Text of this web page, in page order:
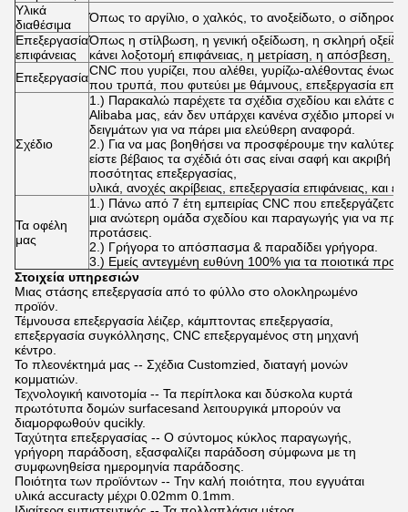
Υλικά
διαθέσιμα
Όπως το αργίλιο, ο χαλκός, το ανοξείδωτο, ο
Επεξεργασία
επιφάνειας
Όπως η στίλβωση, η γενική οξείδωση, η σκληρή
κάνει λοξοτομή επιφάνειας, η μετρίαση, η απόσβεση,
ΕπεξεργασίαCNC που γυρίζει, που αλέθει, γυρίζω-αλέθοντας
που τρυπά, που φυτεύει με θάμνους, επεξεργασία
Σχέδιο
1.) Παρακαλώ παρέχετε τα σχέδια σχεδίου και ελάτε
Alibaba μας, εάν δεν υπάρχει κανένα σχέδιο μπορεί να
δειγμάτων για να πάρει μια ελεύθερη αναφορά.
2.) Για να μας βοηθήσει να προσφέρουμε την
είστε βέβαιος τα σχέδιά ότι σας είναι σαφή και ακριβή
ποσότητας επεξεργασίας,
υλικά, ανοχές ακρίβειας, επεξεργασία επιφάνειας, και
Τα οφέλη
μας
1.) Πάνω από 7 έτη εμπειρίας CNC που επεξεργάζεται
μια ανώτερη ομάδα σχεδίου και παραγωγής για να
προτάσεις.
2.) Γρήγορα το απόσπασμα & παραδίδει γρήγορα.
3.) Εμείς αντεγμένη ευθύνη 100% για τα ποιοτικά
Στοιχεία υπηρεσιών
Μιας στάσης επεξεργασία από το φύλλο στο ολοκληρωμένο
προϊόν.
Τέμνουσα επεξεργασία λέιζερ, κάμπτοντας επεξεργασία,
επεξεργασία συγκόλλησης, CNC επεξεργαμένος στη μηχανή
κέντρο.
Το πλεονέκτημά μας -- Σχέδια Customzied, διαταγή μονών
κομματιών.
Τεχνολογική καινοτομία -- Τα περίπλοκα και δύσκολα κυρτά
πρωτότυπα δομών surfacesand λειτουργικά μπορούν να
διαμορφωθούν qucikly.
Ταχύτητα επεξεργασίας -- Ο σύντομος κύκλος παραγωγής,
γρήγορη παράδοση, εξασφαλίζει παράδοση σύμφωνα με τη
συμφωνηθείσα ημερομηνία παράδοσης.
Ποιότητα των προϊόντων -- Την καλή ποιότητα, που εγγυάται
υλικά accuracty μέχρι 0.02mm 0.1mm.